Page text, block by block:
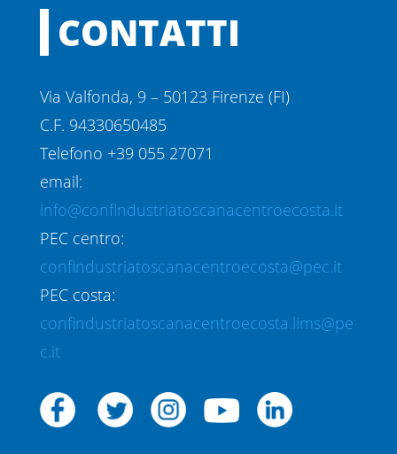
CONTATTI
Via Valfonda, 9 – 50123 Firenze (FI)
C.F. 94330650485
Telefono +39 055 27071
email:
info@confindustriatoscanacentroecosta.it
PEC centro:
confindustriatoscanacentroecosta@pec.it
PEC costa:
confindustriatoscanacentroecosta.lims@pe
c.it